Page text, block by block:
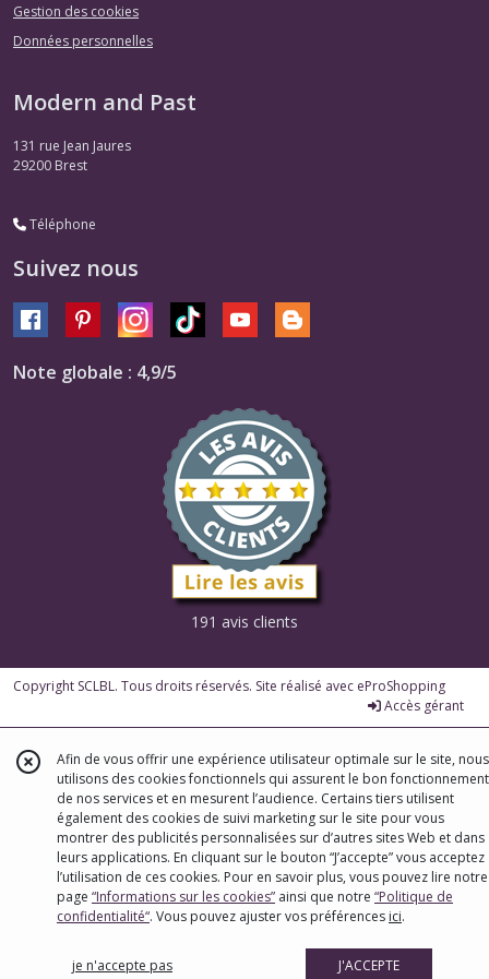
Gestion des cookies
Données personnelles
Modern and Past
131 rue Jean Jaures
29200 Brest
Téléphone
Suivez nous
Note globale : 4,9/5
191 avis clients
Copyright SCLBL. Tous droits réservés. Site réalisé avec eProShopping
Accès gérant
Afin de vous offrir une expérience utilisateur optimale sur le site, nous
utilisons des cookies fonctionnels qui assurent le bon fonctionnement
de nos services et en mesurent l’audience. Certains tiers utilisent
également des cookies de suivi marketing sur le site pour vous
montrer des publicités personnalisées sur d’autres sites Web et dans
leurs applications. En cliquant sur le bouton “J’accepte” vous acceptez
l’utilisation de ces cookies. Pour en savoir plus, vous pouvez lire notre
page “Informations sur les cookies” ainsi que notre “Politique de
confidentialité“. Vous pouvez ajuster vos préférences ici.
je n'accepte pas J'ACCEPTE